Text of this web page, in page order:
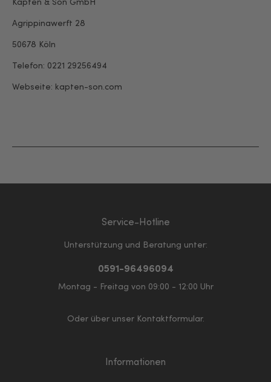
Agrippinawerft 28
50678 Köln
Telefon: 0221 29256494
Webseite: kapten-son.com
Service-Hotline
Unterstützung und Beratung unter:
0591-96496094
Montag - Freitag von 09:00 - 12:00 Uhr
Oder über unser Kontaktformular.
Informationen